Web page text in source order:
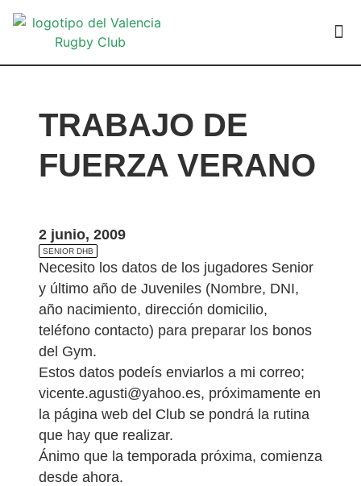
TRABAJO DE
FUERZA VERANO
2 junio, 2009
SENIOR DHB
Necesito los datos de los jugadores Senior
y último año de Juveniles (Nombre, DNI,
año nacimiento, dirección domicilio,
teléfono contacto) para preparar los bonos
del Gym.
Estos datos podeís enviarlos a mi correo;
vicente.agusti@yahoo.es, próximamente en
la página web del Club se pondrá la rutina
que hay que realizar.
Ánimo que la temporada próxima, comienza
desde ahora.